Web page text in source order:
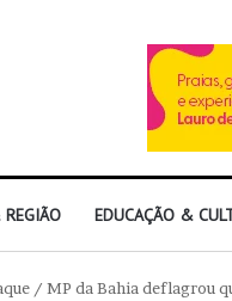
EDUCAÇÃO &
/ MP da Bahia deflagrou